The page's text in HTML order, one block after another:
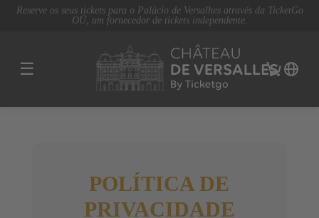
Reserve os seus tickets para o Palácio de Versalhes através da TicketGo
OÜ, um fornecedor de tickets independente.
☰
POLÍTICA DE
PRIVACIDADE